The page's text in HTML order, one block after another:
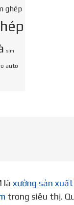
ghép
sim
auto
là xưởng sản
trong siêu thị.